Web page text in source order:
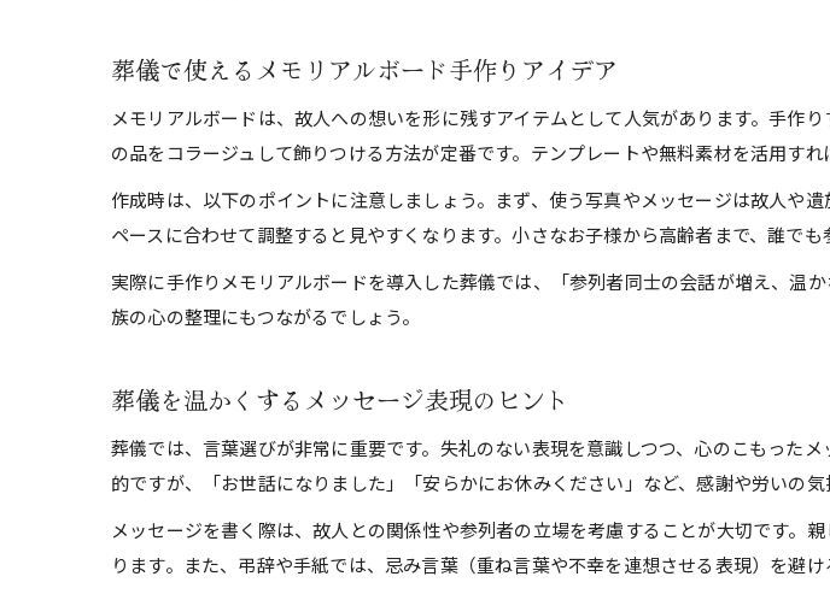
葬儀で使えるメモリアルボード手作りアイデア
メモリアルボードは、故人への想いを形に残すアイテムとして人気があります。手作
の品をコラージュして飾りつける方法が定番です。テンプレートや無料素材を活用すれ
作成時は、以下のポイントに注意しましょう。まず、使う写真やメッセージは故人や
ペースに合わせて調整すると見やすくなります。小さなお子様から高齢者まで、誰で
実際に手作りメモリアルボードを導入した葬儀では、「参列者同士の会話が増え、温
族の心の整理にもつながるでしょう。
葬儀を温かくするメッセージ表現のヒント
葬儀では、言葉選びが非常に重要です。失礼のない表現を意識しつつ、心のこもった
的ですが、「お世話になりました」「安らかにお休みください」など、感謝や労いの気
メッセージを書く際は、故人との関係性や参列者の立場を考慮することが大切です。
ります。また、弔辞や手紙では、忌み言葉（重ね言葉や不幸を連想させる表現）を避け